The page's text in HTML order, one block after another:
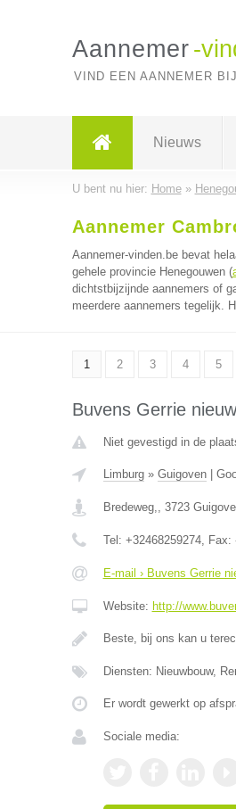
Aannemer -
VIND EEN AANNEMER
Nieuws
U bent nu hier: Home»
Aannemer
Aannemer-vinden.be bevat
gehele provincie Henegouwen (
dichtstbijzijnde aannemers of
meerdere aannemers tegelijk.
1 2 3 4 5
Buvens Gerrie
Niet gevestigd in de
Limburg» Guigoven|
Bredeweg,, 3723
Tel: +32468259274, Fax:
E-mail › Buvens Gerrie
Website: http://
Beste, bij ons kan u
Diensten: Nieuwbouw,
Er wordt gewerkt op
Sociale media: